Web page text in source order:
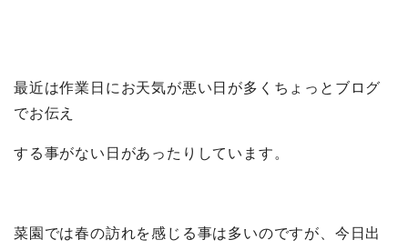
最近は作業日にお天気が悪い日が多くちょっとブログ
でお伝え
する事がない日があったりしています。
菜園では春の訪れを感じる事は多いのですが、今日出